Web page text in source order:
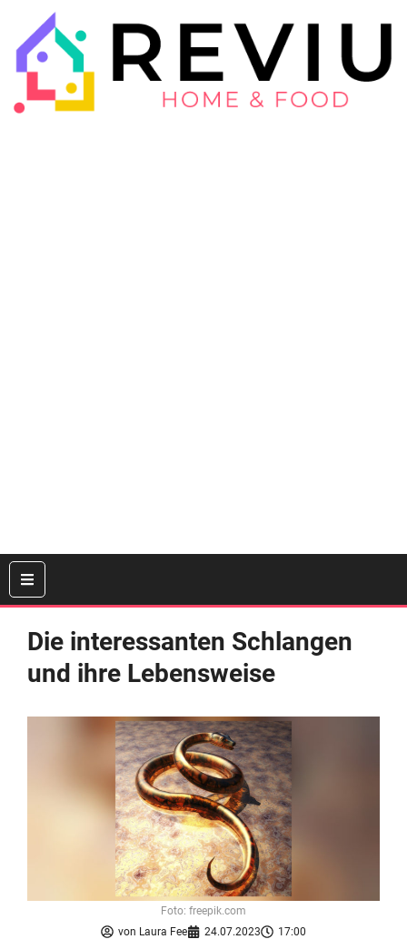
Die interessanten Schlangen
und ihre Lebensweise
von Laura Fee 24.07.2023 17:00
Foto: freepik.com